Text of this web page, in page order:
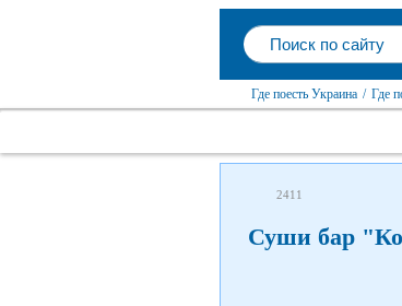
Где поесть Украина / Где
2411
Суши бар